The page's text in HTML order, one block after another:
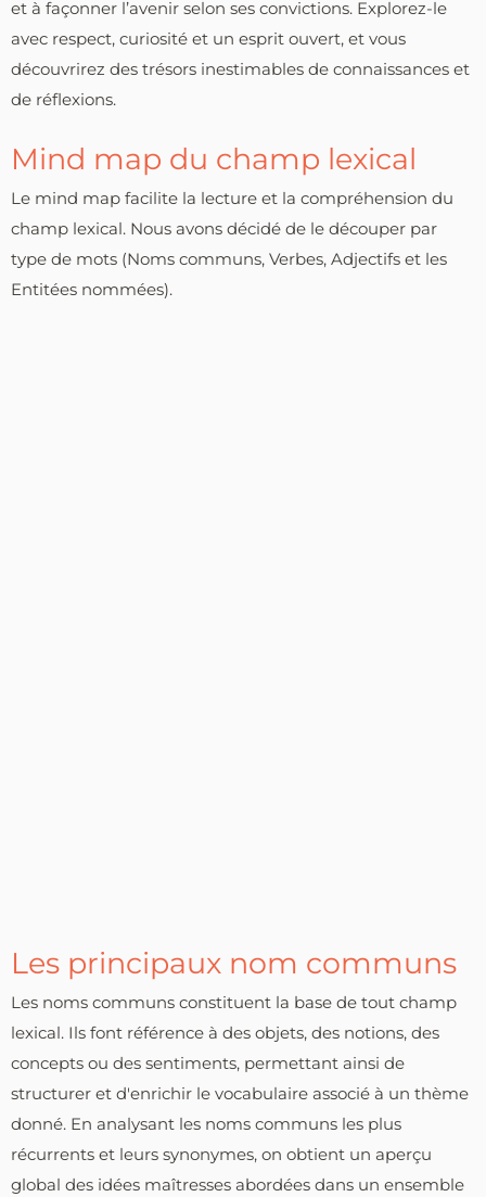
et à façonner l’avenir selon ses convictions. Explorez-le
avec respect, curiosité et un esprit ouvert, et vous
découvrirez des trésors inestimables de connaissances et
de réflexions.
Mind map du champ lexical
Le mind map facilite la lecture et la compréhension du
champ lexical. Nous avons décidé de le découper par
type de mots (Noms communs, Verbes, Adjectifs et les
Entitées nommées).
Les principaux nom communs
Les noms communs constituent la base de tout champ
lexical. Ils font référence à des objets, des notions, des
concepts ou des sentiments, permettant ainsi de
structurer et d'enrichir le vocabulaire associé à un thème
donné. En analysant les noms communs les plus
récurrents et leurs synonymes, on obtient un aperçu
global des idées maîtresses abordées dans un ensemble